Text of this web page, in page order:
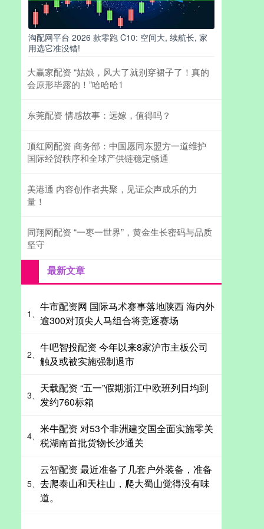
淘配网平台 2026 款零跑 C10: 空间大, 续航长, 家
用选它准没错!
大赢家配资 “姑娘，风大了就别穿裙子了！真的
会原形毕露的！”哈哈哈1
东莞配资 情感故事：远嫁，值得吗？
顶红网配资 商务部：中国愿同东盟方一道维护
国际经贸秩序和全球产供链稳定畅通
美港通 内容创作者共聚，见证众声成乐的力
量！
同翔网配资 “一枣一世界”，黄金生长密码与品质
坚守
最新文章
1、
牛市配资网 国际马术赛事落地陕西 海内外
逾300对顶尖人马组合将竞逐赛场
2、
牛吧智投配资 今年以来8家沪市主板公司
触及或被实施强制退市
3、
天载配资 “五一”假期浙江中欧班列日均到
发约760标箱
4、
米牛配资 对53个非洲建交国全面实施零关
税湖南首批货物长沙通关
5、
云智配资 最近准备了几套户外装备，准备
去爬泰山和天柱山，爬大蜀山觉得没有味
道。